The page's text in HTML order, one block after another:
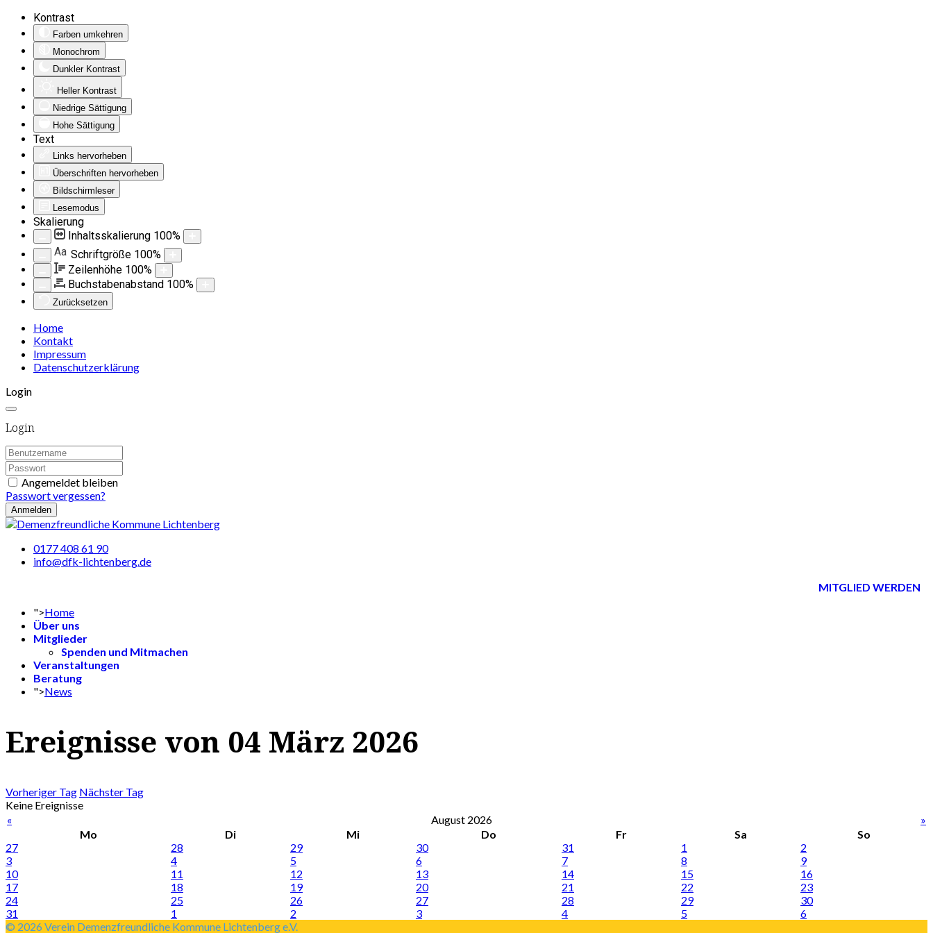
Kontrast
Farben umkehren
Monochrom
Dunkler Kontrast
Heller Kontrast
Niedrige Sättigung
Hohe Sättigung
Text
Links hervorheben
Überschriften hervorheben
Bildschirmleser
Lesemodus
Skalierung
Inhaltsskalierung 100%
Aa Schriftgröße 100%
Zeilenhöhe 100%
Buchstabenabstand 100%
Zurücksetzen
Home
Kontakt
Impressum
Datenschutzerklärung
Login
Login
Angemeldet bleiben
Passwort vergessen?
Anmelden
0177 408 61 90
info@dfk-lichtenberg.de
MITGLIED WERDEN
">Home
Über uns
Mitglieder
Spenden und Mitmachen
Veranstaltungen
Beratung
">News
Ereignisse von 04 März 2026
Vorheriger Tag Nächster Tag
Keine Ereignisse
«
August 2026
»
Mo
Di Mi Do Fr Sa
So
27
28 29 30 31 1
2
3
4 5 6 7 8
9
10
11 12 13 14 15
16
17
18 19 20 21 22
23
24
25 26 27 28 29
30
31
1 2 3 4 5
6
© 2026 Verein Demenzfreundliche Kommune Lichtenberg e.V.